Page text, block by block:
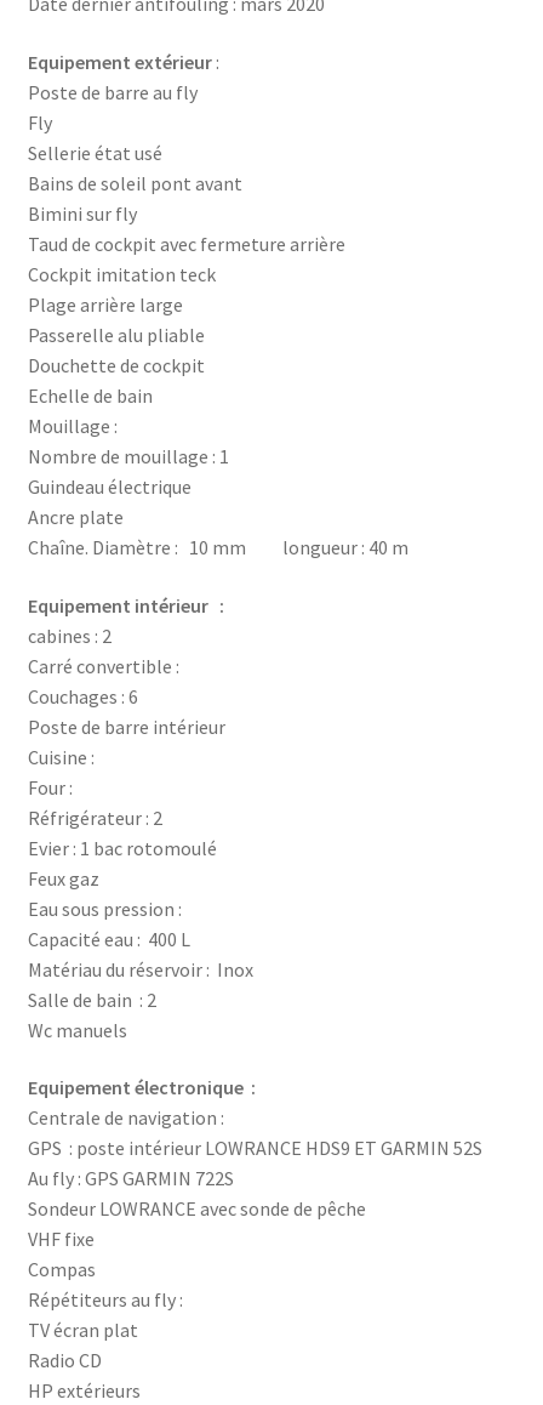
Equipement extérieur:
Poste de barre au fly
Fly
Sellerie état usé
Bains de soleil pont avant
Bimini sur fly
Taud de cockpit avec fermeture arrière
Cockpit imitation teck
Plage arrière large
Passerelle alu pliable
Douchette de cockpit
Echelle de bain
Mouillage :
Nombre de mouillage : 1
Guindeau électrique
Ancre plate
Chaîne. Diamètre : 10 mm longueur : 40 m
Equipement intérieur :
cabines : 2
Carré convertible :
Couchages : 6
Poste de barre intérieur
Cuisine :
Four :
Réfrigérateur : 2
Evier : 1 bac rotomoulé
Feux gaz
Eau sous pression :
Capacité eau : 400 L
Matériau du réservoir : Inox
Salle de bain : 2
Wc manuels
Equipement électronique :
Centrale de navigation :
GPS : poste intérieur LOWRANCE HDS9 ET GARMIN 52S
Au fly : GPS GARMIN 722S
Sondeur LOWRANCE avec sonde de pêche
VHF fixe
Compas
Répétiteurs au fly :
TV écran plat
Radio CD
HP extérieurs